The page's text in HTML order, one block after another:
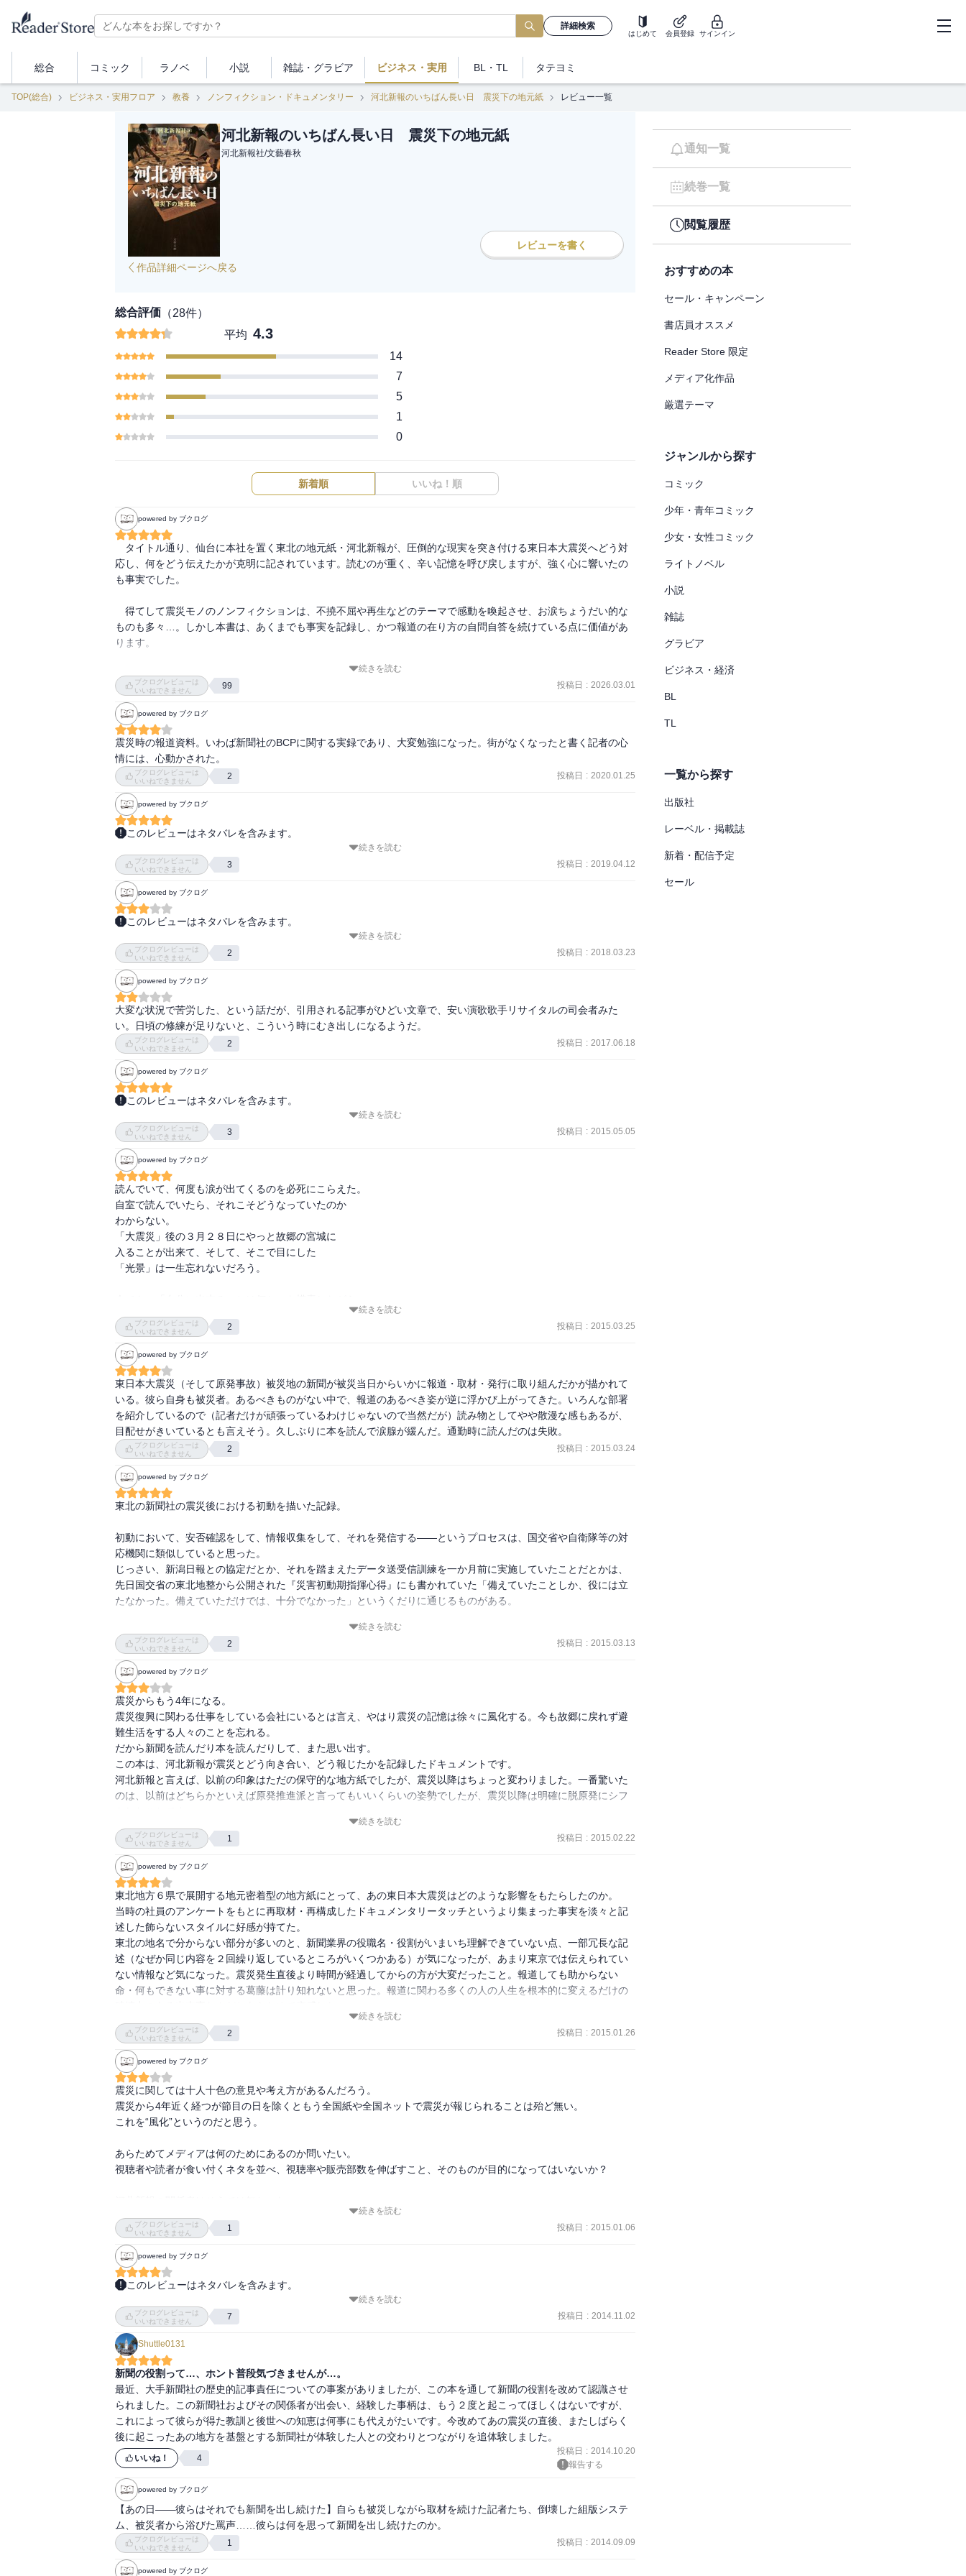
詳細検索
はじめて 会員登録 サインイン
総合 コミック ラノベ 小説 雑誌・ グラビア ビジネス ・実用 BL・TL タテヨミ
TOP(総合) ビジネス・実用フロア 教養 ノンフィクション・ドキュメンタリー 河北新報のいちばん長い日 震災下の地元紙 レビュー一覧
河北新報のいちばん長い日 震災下の地元紙
河北新報社/文藝春秋
レビューを書く
作品詳細ページへ戻る
総合評価 （28件）
平均 4.3
14
7
5
1
0
新着順 いいね！順
powered by ブクログ
タイトル通り、仙台に本社を置く東北の地元紙・河北新報が、圧倒的な現実を突き付ける東日本大震災へどう対
応し、何をどう伝えたかが克明に記されています。読むのが重く、辛い記憶を呼び戻しますが、強く心に響いたの
も事実でした。
得てして震災モノのノンフィクションは、不撓不屈や再生などのテーマで感動を喚起させ、お涙ちょうだい的な
ものも多々…。しかし本書は、あくまでも事実を記録し、かつ報道の在り方の自問自答を続けている点に価値があ
ります。
100年以上新聞を出し続けている河北新報社は、地域への恩義に応え使命を果たそうとします。「私たちも被災
者」のスタンスで、全国紙とは違う切り口の自前記事にこだわり、無表情な「客観報道」で紙幅を埋めない、その
一貫姿勢に胸打たれます。
〈当事者〉でなければ真実を語る・伝える権利はないのかと言えば、NOだとは思いますが、被災者の心の声を丹
念に拾った報道には、血の通った言葉の力があるように感じました。
本とともに、紙の新聞購読者が減る一方の昨今ですが、報道を担う新聞の意味と役割の原点を伝える素晴らしい
一冊でした。
数々の難局を克服し、市民に寄り添った一連の報道に対して、2011年度新聞協会賞(編集部門)を受賞。また本作
をもとに制作されたテレビ東京のドラマ『明日をあきらめない‥がれきの中の新聞社』で、2012年度日本放送文化
大賞、東京ドラマアウォードグランプリを受賞しています。
続きを読む
ブクログレビューは
いいねできません
99 投稿日 : 2026.03.01
powered by ブクログ
震災時の報道資料。いわば新聞社のBCPに関する実録であり、大変勉強になった。街がなくなったと書く記者の心
情には、心動かされた。
ブクログレビューは
いいねできません
2 投稿日 : 2020.01.25
powered by ブクログ
このレビューはネタバレを含みます。
市政だよりに掲載されていたのを見て図書館で借りた震災文庫。
河北新報と各記者が、東日本大震災発生時にどう考え、どう動いたのかを詳細に綴った一冊。自分たちも被災して
いるのに被災者に情報を届けるために必死に闘う記録は後世、語り継ぐべきだと思う。
記事見出しを「死者」とするか「犠牲者」とするかの葛藤は、壊滅した現場を歩いて取材した地元紙ならではの配
慮で、感銘を受けた。（「第３章 死者と犠牲者のあいだ」）
また、若い女性記者が原発爆発後に福島を離れたことについて、記者としての使命感と自分の弱さの落差に絶望し
て記者をやめてしまう話には心を動かされた。あのときは皆が放射能という見えない敵に怯えていたし、会社から
も避難指示が出ていたのだから、そこまで思い詰めないで気持ちを切り替えて頑張っても良かったのではと思う
が、彼女にはそうできないくらい後悔、葛藤があったのだと想像する。（「第６章 福島原発のトラウマ」）
その他にも配達中に犠牲になった販売店の方の話、物資不足の中でも新聞発行に奔走する河北新報社の想い、被災
者の気持に寄り添うことを基本姿勢として衝撃的なスクープ写真の掲載を見送る話、震災１ヶ月後の社内アンケー
トでわかった記者たちの「苦痛」「感激」などの心の声など、心に深く残る内容。
続きを読む
ブクログレビューは
いいねできません
3 投稿日 : 2019.04.12
powered by ブクログ
このレビューはネタバレを含みます。
一枚一枚めくっていくたびに、涙がこぼれそうになった。喉の奥が熱く、ひりひりし、目頭が熱く、じりじりし
た。情景が浮かぶようだった。
武田真一さんの、ボタンを押す手が震え、志津川支局の渡辺龍さんらの安否が確認できない、という文章を読ん
で、ぞわぞわと背中に怖気が走った。ただ電話が繋がらないだけなのか、動けないから繋がらないのか、流された
から繋がらないのか、生と死が垣間見え、きりきりと胃が痛む。
ーー津波が来た！　地獄だ！
その題名を見た瞬間に、絶望が訪れて、ウッ、とうめいた。わたしは経験していないけれど、アレは多くの人々
にとっての地獄だった。ユーチューブやニュース番組で何度も繰り返し報道された。黒く大きな濁流は瓦礫から何
からを押しやり、詰め込み、のしていく。
荒浩一さんにかかってきた深沼販売所の奥様からの電話。息子は配達に出かけ連絡が取れず、夫は店の片付けの
ために逃げ遅れた。半狂乱となって泣き叫んでいる、とあたり、誰もが泣き叫びおののくしかなかったその瞬間が
空撮が災害時には一番良いのだそうだ。どこの被害が一番大きいのか、被災状況はどのくらいなのか、そういっ
た情報が一挙に獲得できる。
だからこそヘリコプターをチャーターしての空撮が必須なのだけれど、あのとき河北新報社がチャーターしてい
るヘリコプターを扱う会社が被災し空撮ができないとなって大変だったとあった。
インターネット、テレビ、ラジオ。みな電気と電波で動くもの。すべてが遮断され、頼みの綱は紙媒体。新聞。
河北新報社が新聞を配布したからこそ、被害の大きさを知ることができた者も大勢いる。新聞がなければどれほど
の規模の地震だったか、被害状況なのか、何もわからない。
現場取材班に関しても、被災地に向かうも交通網が遮断されており取材ができないもどかしさ、無事に帰ってく
ることができるかの不安、それらがないまぜになっていたと記載され、向かうことすら一苦労、だが事実を知って
繋がらなかったことを思い出す。
気仙沼市の被災状況に関する記事が、とてもつらかった。開口一番、墓場だ、と書かれたその文章。すべてのも
のが破壊されつくされ、それはこの景色がこの先しばらくずっと続くことを物語っており、陰鬱とした空気を醸し
出す。
また、ようやっと空撮できる機会に恵まれ、その写真を撮る際に、とても直視できなかったという部分。ファイ
ンダー越しでないとまともに見れなかった、と。被災が広範囲すぎて、何もかもが信じられなかったであろうこと
がうかがえる。
南三陸町の被災状況に関する部分も。海岸線は二キロも先のはずなのに、漁具に巻き込まれた車の数々、無表情
のままの町民たちとすれ違い、きょうだいかも分からぬがランドセルを背負った学生と中学生らしい学生が手を繋
ぎ黙々と歩む。壊滅、以外の文字が、思い浮かばない。
シャッターを切る最中に涙があふれ、それを知られまいと食いしばるカメラマン。
とても、つらい。
死者、万単位に。
犠牲者、万単位に。
どちらがより、つらくないと思われるだろうか。
死者、という文章のほうが、分かりやすい。
ただ、まだ死んでいない、生きている人たちに、絶望を植える言葉だ。
翌十四日の朝刊に於いて、犠牲者、と打ったのは、河北新報社ただ一社であったという。
感情論でぶれすぎた、と宮下さんは社内調査で語ったというが、だからこそ良かったのだと思う。冷静ではいら
れないのが、震災なのだから。個人的には、犠牲、のほうが、ほっとする。
冒頭に書いた深沼販売所の件が、ここに来て復活する。利府にあるグランディ21が東北随一の遺体安置所になっ
たことは記憶に新しい。
子供らと共に奥様が訪れ、遺体の確認をする。
冒頭で読んだ、泣き叫びうろたえる様を思い出して、目頭が熱くなる。
ただ一部、気になる点があった。
女性たちが飯炊き女のようにアコギに利用されていた点だ。
この点において誰も言及しておらず、ハァ？となった。
男尊女卑とかそういう問題でなく、女性に対して、他人に対して、【やらせましょう】と言い切った点が解せな
い。
勿論、炊き出しには人数が必要だということも理解できるが、そんな風に人を使うなと言いたい。
＊＊＊＊＊＊＊＊＊＊
ここからは、個人的なめも。
震災のあの日。わたしは地元仙台にいた。まだ大学生だった。卒業まで後少しというところ。そんな折、あの大
地震が起こった。
夜中過ぎ、寒くてたまらず、わたしは最寄りの学校から車中泊に移行した際に、カーナビのラジオだったと記憶
しているが、それが、一時間ごとに、死者の数を増やしていったのを聞いた時には絶望しか浮かばなかった。
ーーで死者百人、という報道のその一時間後に、ーーで死者二百人、またその一時間後に、ーーで死者三百人、
自分がその光景を見たわけではないのに、涙が止まらず、脳裏には見てもいないのに連なる死体の想像が溢れ、
眠るに眠れずにいた。
感じた心は人により違い、わたしは上記のようにただ震えていただけだったけれど、まだ寒さをしのげた。しか
し、あのとき、津波に流されながら生きることに必死だった人や、建物の中にも入らずに震えるだけだった人もい
る。
荒浜での死体に関してはデマだったと後ほど知ったけれど、それを知るまでは恐ろしさしかなかった。実際、多
くの方々が亡くなっている。事実でないが、現実ではある。
最初に揺れてから三十分以内くらいは少し繋がり、そのあとまったく通じなかった。母とも連絡が取れず大変だ
った。メールで家に帰宅する旨を伝え、母やきょうだいを待つ時間はじりじりしたものだった。
パン、おにぎり、お弁当、お水、お茶。そういったものはかけらも見当たらず、まあそれは当たり前なのだけど
も、それならばと、日持ちのしそうなクッキーやビスケット、牛乳がなくとも栄養は多少とれるであろうと踏んで
コーンフレーク、アクエリアスやポカリスエットなどの飲料水、山中などでは糖分があると良いと言われるのでチ
ョコレートなどを買い込んだ。
この買い込みがあったおかげで、わたしたち家族は電気が通じる三日後まで飢えを知らずに済んだ。
夜、ほかに空いているコンビニがないか、母と共に歩き回った。星がとても綺麗で、ああ電気がないとこれほど
空は美しいのか、と思った。そのときの写真でも撮っておけば良かったと今更ながら思う。
今ならスマートフォンで山のように証拠写真のごとく撮影し、そのときの情景を胸に秘めたろうに、あのときは
ただひたすら、これは現実なんだろうかとぼんやりするしかなかった。
三日目の夜、いやもうあのときは深夜に近かったろうか、近所に銀行があり、非常灯らしいものがともったのを
見て、電気がついたのか！？とスイッチを押したときの明るさ。
あのときの安堵は、これから先いつまでも忘れられないと思っている。
ぶわっ、とエアコンが作動し暖かさに包まれ、メールもざくざく通じ始めた。電話も繋がり、ほっとしたのを覚
えている。
＊＊＊＊＊
https://www.news-postseven.com/archives/20110405_16576.html?PAGE=1#container
http://www.2002rifu.net/miyasta/shinsai.htm
https://kioku.library.pref.miyagi.jp/onagawa/index.php/ja-menu-item-search.html?
action=detail&uniqid=58110000005436
続きを読む
ブクログレビューは
いいねできません
2 投稿日 : 2018.03.23
powered by ブクログ
大変な状況で苦労した、という話だが、引用される記事がひどい文章で、安い演歌歌手リサイタルの司会者みた
い。日頃の修練が足りないと、こういう時にむき出しになるようだ。
ブクログレビューは
いいねできません
2 投稿日 : 2017.06.18
powered by ブクログ
このレビューはネタバレを含みます。
個人的な話になるが、この本を読み終わった5月3日は、28年前朝日新聞阪神支局襲撃事件の起こった日だ。当時
学生で物を書く仕事に憧れていた私には、とても衝撃的な事件だった。中でも銃撃された記者が「指はあるか！」
と叫んだという逸話が忘れられない。命の危険にさらされても、なお書くことへの執念は捨てない、その記者魂に
圧倒された。
河北新報という名は2013年4月、横浜の日本新聞博物館で初めて知った。震災報道を伝える展示会が開かれてい
て、その紙面が掲示されていたのだ。生々しい紙面、そして震災の日も発行されていたことへの驚きで、息を吐く
ことしかできなかった。
この本に描かれた、紙面の裏にあった葛藤は想像以上だった。「紙齢（しれい：新聞の発行日数）を絶やさな
い」ことへの執念。組版基本サーバーのディスク装置が倒れ、制作が危ぶまれたが、新潟日報に紙面を作ってもら
えるようになる。2004年の中越地震を経験していた新潟側の呼びかけで、2006年から有事には強力する協定が出来
ていたのが役立ったのだという。このことが象徴するように、人と人との繋がりが震災後の河北新聞を支えてい
一方で記者たちの被災者に対する思い、人間らしい弱さや苦悩も生々しく胸に迫る。ヘリで空撮を行っているカ
メラマンの目に映る、学校屋上に非難した人々の作った「SOS」の文字。助けてあげられず「ごめんなさいね、ご
めんなさいね」と言いながら写真を撮り続け、その写真の報道で助けになれればと祈っていたというが、現実は厳
しかった。その人々が救出されたのは1週間後、その間ほとんど食べ物もなくスティックシュガーをなめていたとい
う。その事実を後日知ったカメラマンは、自分の仕事が役に立っていなかったと苦しむ。
ここに描かれている記者や編集局の人々も被災者だ。水や燃料・食料不足の中、極限の状態で新聞を作ってい
る。編集局と記者たちの温度差を感じた報道部次長が、アンケートを行い、その苦悩が明らかになる。精神も体力
も限界の中で報道するという使命と、被災者に役立っているのかという無力さ。その狭間で葛藤する人々の言葉を
細やかに拾い上げたことで、彼らの姿が浮き彫りになり、まっすぐに響いてくる。
河北、という言葉は「白河以北」という意味で、「白河以北一山百文（白河より北は荒れ地ばかりでひと山百文
の値打ちしかない）」という侮辱的な言葉への反骨精神からなるという。東北人らしい粘り強さ、やさしさを持っ
て、これからも紙齢を絶やさずにいて欲しいと心から願う。
続きを読む
ブクログレビューは
いいねできません
3 投稿日 : 2015.05.05
powered by ブクログ
読んでいて、何度も涙が出てくるのを必死にこらえた。
自室で読んでいたら、それこそどうなっていたのか
わからない。
「大震災」後の３月２８日にやっと故郷の宮城に
入ることが出来て、そして、そこで目にした
「光景」は一生忘れないだろう。
生きている。
続きを読む
ブクログレビューは
いいねできません
2 投稿日 : 2015.03.25
powered by ブクログ
東日本大震災（そして原発事故）被災地の新聞が被災当日からいかに報道・取材・発行に取り組んだかが描かれて
いる。彼ら自身も被災者。あるべきものがない中で、報道のあるべき姿が逆に浮かび上がってきた。いろんな部署
を紹介しているので（記者だけが頑張っているわけじゃないので当然だが）読み物としてやや散漫な感もあるが、
目配せがきいているとも言えそう。久しぶりに本を読んで涙腺が緩んだ。通勤時に読んだのは失敗。
ブクログレビューは
いいねできません
2 投稿日 : 2015.03.24
powered by ブクログ
東北の新聞社の震災後における初動を描いた記録。
初動において、安否確認をして、情報収集をして、それを発信する――というプロセスは、国交省や自衛隊等の対
応機関に類似していると思った。
じっさい、新潟日報との協定だとか、それを踏まえたデータ送受信訓練を一か月前に実施していたことだとかは、
先日国交省の東北地整から公開された『災害初動期指揮心得』にも書かれていた「備えていたことしか、役には立
たなかった。備えていただけでは、十分でなかった」というくだりに通じるものがある。
また、土地勘のある記者を派遣するという指揮もさることながら、後方支援の重要性、とりわけ総支局間での応援
だとか、「おにぎり隊」の活躍も印象的で、そうした後方支援や兵站だってチームのためにとても重要、というム
ードを作りだし共有することが、精神衛生上も大切だとも学ぶことができた。
さらに、単純に、被災直後の人々に最も欲されるものとは「情報」であると、改めて認識。
（とくに、デジカメ・スマホ時代の写真のプリントの尊さと同様に、）ネット・TV時代の新聞の尊さが、3.11後に
改めて明らかにされた、と思う。
「アナログメディアの重要性」という指摘もあったがまさにそのとおり。
そして何より、あのころの動きがこうして（しかも発災わずか半年で！）まとめられ出版された貴重な記録に、リ
スペクトと感謝を抱かずにいられない。
続きを読む
ブクログレビューは
いいねできません
2 投稿日 : 2015.03.13
powered by ブクログ
震災からもう4年になる。
震災復興に関わる仕事をしている会社にいるとは言え、やはり震災の記憶は徐々に風化する。今も故郷に戻れず避
難生活をする人々のことを忘れる。
だから新聞を読んだり本を読んだりして、また思い出す。
この本は、河北新報が震災とどう向き合い、どう報じたかを記録したドキュメントです。
河北新報と言えば、以前の印象はただの保守的な地方紙でしたが、震災以降はちょっと変わりました。一番驚いた
のは、以前はどちらかといえば原発推進派と言ってもいいくらいの姿勢でしたが、震災以降は明確に脱原発にシフ
大きな企業が少ない東北の経済にとって、東北電力はやはり大きな存在です。
河北新報がそれに抗してどこまで脱原発を貫けるのか、注目しています。
続きを読む
ブクログレビューは
いいねできません
1 投稿日 : 2015.02.22
powered by ブクログ
東北地方６県で展開する地元密着型の地方紙にとって、あの東日本大震災はどのような影響をもたらしたのか。
当時の社員のアンケートをもとに再取材・再構成したドキュメンタリータッチというより集まった事実を淡々と記
述した飾らないスタイルに好感が持てた。
東北の地名で分からない部分が多いのと、新聞業界の役職名・役割がいまいち理解できていない点、一部冗長な記
述（なぜか同じ内容を２回繰り返しているところがいくつかある）が気になったが、あまり東京では伝えられてい
ない情報など気になった。震災発生直後より時間が経過してからの方が大変だったこと。報道しても助からない
命・何もできない事に対する葛藤は計り知れないと思った。報道に関わる多くの人の人生を根本的に変えるだけの
続きを読む
ブクログレビューは
いいねできません
2 投稿日 : 2015.01.26
powered by ブクログ
震災に関しては十人十色の意見や考え方があるんだろう。
震災から4年近く経つが節目の日を除くともう全国紙や全国ネットで震災が報じられることは殆ど無い。
これを“風化”というのだと思う。
あらためてメディアは何のためにあるのか問いたい。
視聴者や読者が食い付くネタを並べ、視聴率や販売部数を伸ばすこと、そのものが目的になってはいないか？
そして自らにも問う。
いざという時、お前は悩むのか？走れるのか？と。
続きを読む
ブクログレビューは
いいねできません
1 投稿日 : 2015.01.06
powered by ブクログ
このレビューはネタバレを含みます。
自社も被災したにもかかわらず、新聞を発行し続けようとする河北新報の地元紙としての使命感。その戦いの記
録。
宮城県の死者が万単位になることが分かったときに、新聞の見出しの文言を「死者」にするか「犠牲者」にするか
で悩み、ただ一紙「犠牲『万単位に』」とした河北新報。それは被災者に寄り添うと決めた地元紙ゆえの苦悶。
石巻市上空のヘリで飛んでいると、小学校の屋上に「SOS」の文字を発見したカメラマンは、写真を撮り続けるこ
としかできない。救助の手を差し伸べたいけれどもそれができない無力感。
それでも、この写真が新聞に載れば速やかな救出活動が行われることを期待していたが、後に明らかになった事実
によると、このとき屋上で助けを求めていた人たちのところに医療チームが到着したのは１週間後だった。その厳
しい現実に苦しむことになるカメラマン。
人々が津波にのみ込まれる様子を捕らえたスクープ写真の掲載を取りやめる。被災者とともにあると決めたこと
が、心の葛藤を生むという現実。
発災後、被災地で起こっていたことを再認識するためには良質なノンフィクションだった。
「あなたは頑張れと言うけれど、わたしたちはもう頑張っている」という被災者の言葉が心に痛かった。
続きを読む
ブクログレビューは
いいねできません
7 投稿日 : 2014.11.02
Shuttle0131
新聞の役割って…、ホント普段気づきませんが…。
最近、大手新聞社の歴史的記事責任についての事案がありましたが、この本を通して新聞の役割を改めて認識させ
られました。この新聞社およびその関係者が出会い、経験した事柄は、もう２度と起こってほしくはないですが、
これによって彼らが得た教訓と後世への知恵は何事にも代えがたいです。今改めてあの震災の直後、またしばらく
後に起こったあの地方を基盤とする新聞社が体験した人との交わりとつながりを追体験しました。
いいね！ 4
投稿日 : 2014.10.20
報告する
powered by ブクログ
【あの日――彼らはそれでも新聞を出し続けた】自らも被災しながら取材を続けた記者たち、倒壊した組版システ
ム、被災者から浴びた罵声……彼らは何を思って新聞を出し続けたのか。
ブクログレビューは
いいねできません
1 投稿日 : 2014.09.09
powered by ブクログ
通知一覧
続巻一覧
閲覧履歴
おすすめの本
セール・キャンペーン
書店員オススメ
Reader Store 限定
メディア化作品
厳選テーマ
ジャンルから探す
コミック
少年・青年コミック
少女・女性コミック
ライトノベル
小説
雑誌
グラビア
ビジネス・経済
BL
TL
一覧から探す
出版社
レーベル・掲載誌
新着・配信予定
セール